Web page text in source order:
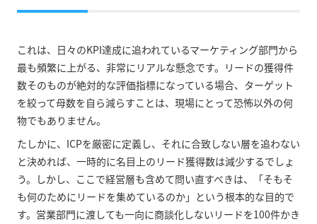
これは、日々のKPI達成に追われているマーケティング部門から
最も頻繁に上がる、非常にリアルな懸念です。リードの獲得件
数そのものが絶対的な評価指標になっている場合、ターゲット
を絞って母数を自ら減らすことは、現場にとって恐怖以外の何
物でもありません。
たしかに、ICPを厳密に定義し、それに合致しない層を追わない
と決めれば、一時的に名目上のリード獲得数は減少するでしょ
う。しかし、ここで経営層も含めて問い直すべきは、「そもそ
も何のためにリードを集めているのか」という根本的な目的で
す。営業部門に渡しても一向に商談化しないリードを100件かき